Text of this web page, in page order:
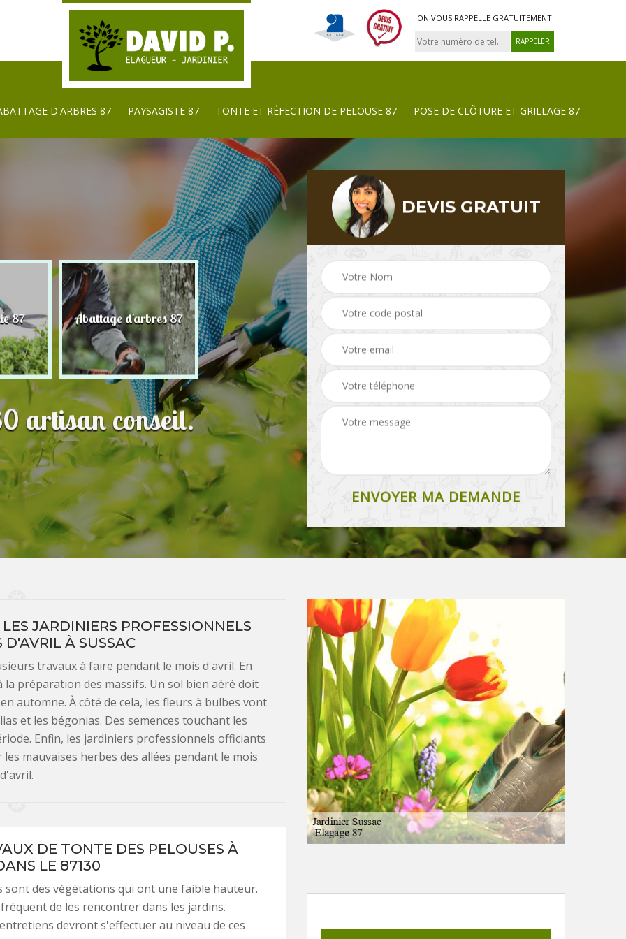
ON VOUS RAPPELLE GRATUITEMENT
D'ARBRES 87 PAYSAGISTE 87 TONTE ET RÉFECTION DE PELOUSE 87 POSE DE CLÔTURE ET GRILLAGE 87
87 Abattage d'arbres 87 Paysagiste 87 Tonte et réfection de
pelouse 87
Pose de clôture et
grillage 87
artisan conseil.
DEVIS GRATUIT
JARDINIERS PROFESSIONNELS
D'AVRIL À SUSSAC
travaux à faire pendant le mois d'avril. En
préparation des massifs. Un sol bien aéré doit
automne. À côté de cela, les fleurs à bulbes vont
et les bégonias. Des semences touchant les
Enfin, les jardiniers professionnels officiants
mauvaises herbes des allées pendant le mois
d'avril.
DE TONTE DES PELOUSES À
LE 87130
sont des végétations qui ont une faible hauteur.
de les rencontrer dans les jardins.
devront s'effectuer au niveau de ces